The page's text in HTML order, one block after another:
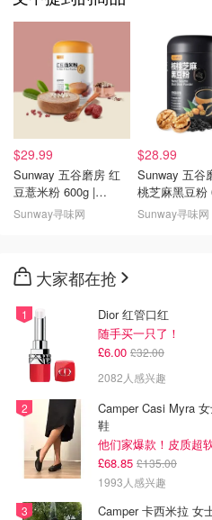
$29.99
Sunway 五谷磨房 红
豆薏米粉 600g |
Sunway
Sunway寻味网
$28.99
Sunway 五谷
桃芝麻黑豆粉
Sunway
Sunway寻味网
大家都在抢
Dior 红管口红
随手买一只了！
£6.00 £32.00
2082人感兴趣
Camper Casi Myra
鞋
他们家爆款！皮质超
£68.85 £135.00
1993人感兴趣
Camper 卡西米拉 女